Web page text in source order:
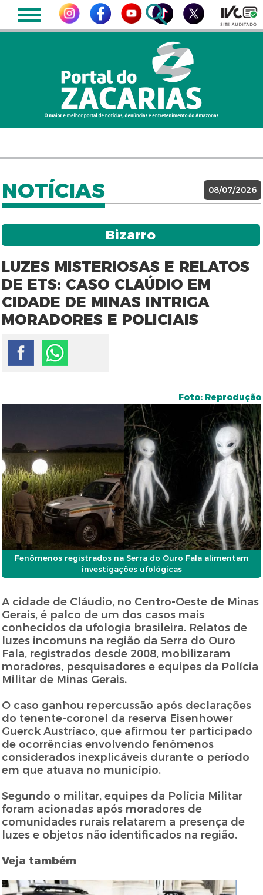
NOTÍCIAS 08/07/2026
Bizarro
LUZES MISTERIOSAS E RELATOS
DE ETS: CASO CLAÚDIO EM
CIDADE DE MINAS INTRIGA
MORADORES E POLICIAIS
Foto: Reprodução
Fenômenos registrados na Serra do Ouro Fala alimentam
investigações ufológicas
A cidade de Cláudio, no Centro-Oeste de Minas
Gerais, é palco de um dos casos mais
conhecidos da ufologia brasileira. Relatos de
luzes incomuns na região da Serra do Ouro
Fala, registrados desde 2008, mobilizaram
moradores, pesquisadores e equipes da Polícia
Militar de Minas Gerais.
O caso ganhou repercussão após declarações
do tenente-coronel da reserva Eisenhower
Guerck Austríaco, que afirmou ter participado
de ocorrências envolvendo fenômenos
considerados inexplicáveis durante o período
em que atuava no município.
Segundo o militar, equipes da Polícia Militar
foram acionadas após moradores de
comunidades rurais relatarem a presença de
luzes e objetos não identificados na região.
Veja também